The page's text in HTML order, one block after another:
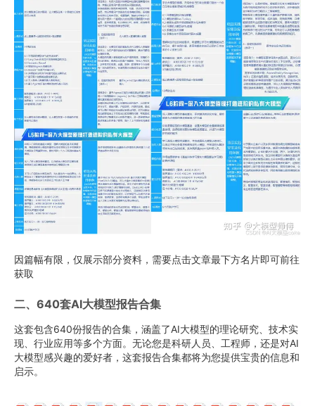
因篇幅有限，仅展示部分资料，需要点击文章最下方名片即可前往
获取
二、640套AI大模型报告合集
这套包含640份报告的合集，涵盖了AI大模型的理论研究、技术实
现、行业应用等多个方面。无论您是科研人员、工程师，还是对AI
大模型感兴趣的爱好者，这套报告合集都将为您提供宝贵的信息和
启示。